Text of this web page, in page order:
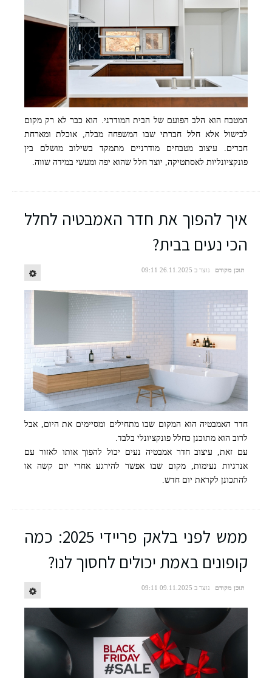
המטבח הוא הלב הפועם של הבית המודרני. הוא כבר לא רק מקום
לבישול אלא חלל חברתי שבו המשפחה מבלה, אוכלת ומארחת
חברים. עיצוב מטבחים מודרניים מתמקד בשילוב מושלם בין
פונקציונליות לאסתטיקה, יוצר חלל שהוא יפה ומעשי במידה שווה.
איך להפוך את חדר האמבטיה לחלל
הכי נעים בבית?
תוכן מקודם נוצר ב 26.11.2025 09:11
חדר האמבטיה הוא המקום שבו מתחילים ומסיימים את היום, אבל
לרוב הוא מתוכנן כחלל פונקציונלי בלבד.
עם זאת, עיצוב חדר אמבטיה נעים יכול להפוך אותו לאזור עם
אנרגיות נעימות, מקום שבו אפשר להירגע אחרי יום קשה או
להתכונן לקראת יום חדש.
ממש לפני בלאק פריידי 2025: כמה
קופונים באמת יכולים לחסוך לנו?
תוכן מקודם נוצר ב 09.11.2025 09:11